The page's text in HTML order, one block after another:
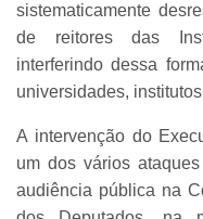
sistematicamente
de reitores das
interferindo dessa
universidades,
A intervenção do
um dos vários
audiência pública na